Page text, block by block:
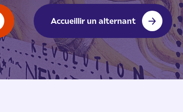
Accueillir un alternant